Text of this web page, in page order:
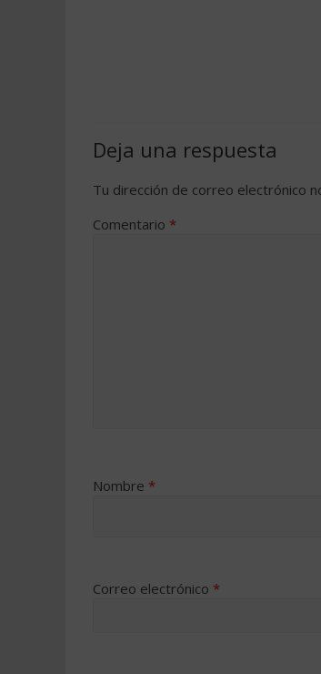
Deja una respuesta
Tu dirección de correo electrónico
Comentario *
Nombre *
Correo electrónico *